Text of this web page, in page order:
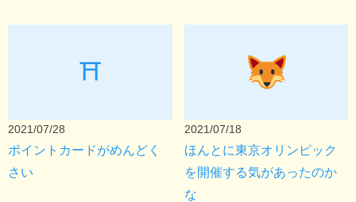
⛩
2021/07/28
ポイントカードがめんどく
さい
2021/07/18
ほんとに東京オリンピック
を開催する気があったのか
な